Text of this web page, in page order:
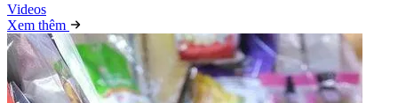
Videos
Xem thêm